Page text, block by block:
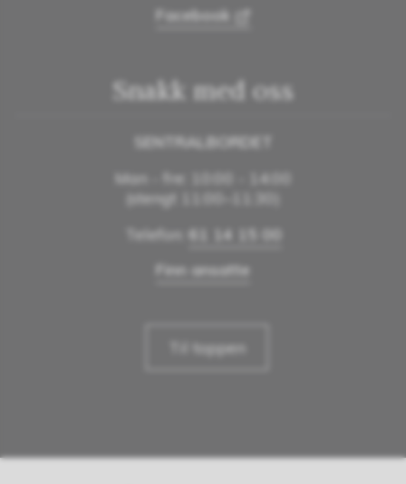
Facebook
Snakk med oss
SENTRALBORDET
Man - fre: 10:00 - 14:00
(stengt 11:00–11:30)
Telefon: 61 14 15 00
Finn ansatte
Til toppen